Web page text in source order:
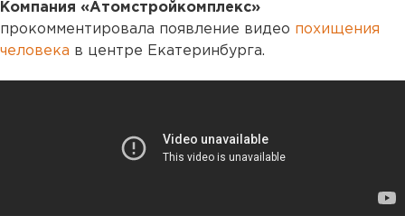
Компания «Атомстройкомплекс»
прокомментировала появление видео похищения
человека в центре Екатеринбурга.